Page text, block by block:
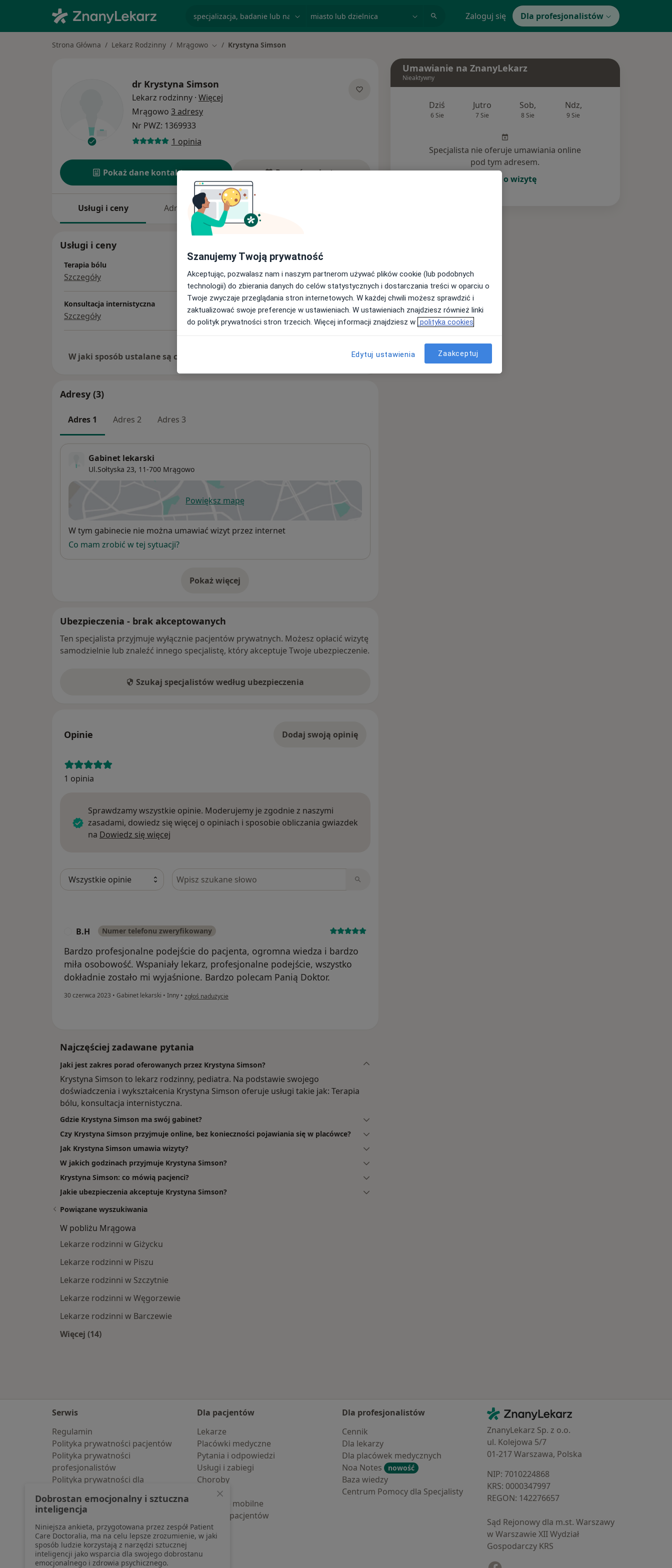
Zaloguj się Dla profesjonalistów
Strona Główna Lekarz Rodzinny Mrągowo Zmień miasto
Krystyna Simson
dr Krystyna Simson
Lekarz rodzinny · Więcej
Mrągowo 3 adresy
Nr PWZ: 1369933
1 opinia
Pokaż dane kontaktowe Poproś o wizytę
Usługi i ceny Adresy Ubezpieczenia
Usługi i ceny
Terapia bólu
Szczegóły
Konsultacja internistyczna
Szczegóły
W jaki sposób ustalane są ceny?
Adresy (3)
Adres 1 Adres 2 Adres 3
Gabinet lekarski
Ul.Sołtyska 23, 11-700 Mrągowo
Powiększ mapęotwiera się w nowej karcie
Dostępność
W tym gabinecie nie można umawiać wizyt przez internet
Co mam zrobić w tej sytuacji?
Pokaż więcej
o adresie
Ubezpieczenia - brak akceptowanych
Ten specjalista przyjmuje wyłącznie pacjentów prywatnych. Możesz opłacić wizytę
samodzielnie lub znaleźć innego specjalistę, który akceptuje Twoje ubezpieczenie.
Szukaj specjalistów według ubezpieczenia
Opinie Dodaj swoją opinię
1 opinia
Sprawdzamy wszystkie opinie. Moderujemy je zgodnie z naszymi
zasadami, dowiedz się więcej o opiniach i sposobie obliczania gwiazdek
na Dowiedz się więcej
Szukaj w opiniach
B.H Numer telefonu zweryfikowany
Bardzo profesjonalne podejście do pacjenta, ogromna wiedza i bardzo
miła osobowość. Wspaniały lekarz, profesjonalne podejście, wszystko
dokładnie zostało mi wyjaśnione. Bardzo polecam Panią Doktor.
30 czerwca 2023 • Gabinet lekarski • Inny • w opinii użytkownika B.H
zgłoś nadużycie
Najczęściej zadawane pytania
Jaki jest zakres porad oferowanych przez Krystyna Simson?
Krystyna Simson to lekarz rodzinny, pediatra. Na podstawie swojego
doświadczenia i wykształcenia Krystyna Simson oferuje usługi takie jak: Terapia
bólu, konsultacja internistyczna.
Gdzie Krystyna Simson ma swój gabinet?
Czy Krystyna Simson przyjmuje online, bez konieczności pojawiania się w placówce?
Jak Krystyna Simson umawia wizyty?
W jakich godzinach przyjmuje Krystyna Simson?
Krystyna Simson: co mówią pacjenci?
Jakie ubezpieczenia akceptuje Krystyna Simson?
Umawianie na ZnanyLekarz
Nieaktywny
Dziś
6 Sie
Jutro
7 Sie
Sob,
8 Sie
Ndz,
9 Sie
Specjalista nie oferuje umawiania online
pod tym adresem.
Poproś o wizytę
Powiązane wyszukiwania
W pobliżu Mrągowa
Lekarze rodzinni w Giżycku
Lekarze rodzinni w Piszu
Lekarze rodzinni w Szczytnie
Lekarze rodzinni w Węgorzewie
Lekarze rodzinni w Barczewie
Więcej (14)
Serwis
Regulamin
Polityka prywatności pacjentów
Polityka prywatności
profesjonalistów
Polityka prywatności dla
pozyskaliśmy samodzielnie
Polityka cookies
Jak działają wyniki wyszukiwania
Dostępność
O nas
Praca Rekrutujemy!
Dla pacjentów
Lekarze
Placówki medyczne
Pytania i odpowiedzi
Usługi i zabiegi
Choroby
Pomoc
Aplikacje mobilne
Blog dla pacjentów
Dla profesjonalistów
Cennik
Dla lekarzy
Dla placówek medycznych
Noa Notes
nowość
Baza wiedzy
Centrum Pomocy dla Specjalisty
Kontakt
ZnanyLekarz - Strona główna
ZnanyLekarz Sp. z o.o.
ul. Kolejowa 5/7
01-217 Warszawa, Polska
NIP: ⁠7010224868
KRS: ⁠0000347997
REGON: ⁠142276657
Sąd Rejonowy dla m.st. Warszawy
w Warszawie XII Wydział
Gospodarczy KRS
Szanujemy Twoją prywatność
Akceptując, pozwalasz nam i naszym partnerom używać plików cookie (lub podobnych
technologii) do zbierania danych do celów statystycznych i dostarczania treści w oparciu o
Twoje zwyczaje przeglądania stron internetowych. W każdej chwili możesz sprawdzić i
zaktualizować swoje preferencje w ustawieniach. W ustawieniach znajdziesz również linki
do polityk prywatności stron trzecich. Więcej informacji znajdziesz w polityka cookies
Edytuj ustawienia Zaakceptuj
Dobrostan emocjonalny i sztuczna
inteligencja
Niniejsza ankieta, przygotowana przez zespół Patient
Care Doctoralia, ma na celu lepsze zrozumienie, w jaki
sposób ludzie korzystają z narzędzi sztucznej
inteligencji jako wsparcia dla swojego dobrostanu
emocjonalnego i zdrowia psychicznego.